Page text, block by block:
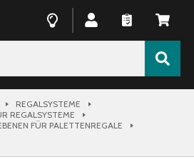
REGALSYSTEME
REGALSYSTEME
FÜR PALETTENREGALE